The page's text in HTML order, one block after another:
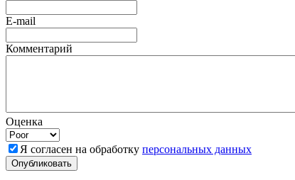
E-mail
Комментарий
Оценка
Я согласен на обработку персональных данных